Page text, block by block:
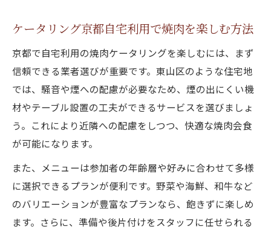
ケータリング京都自宅利用で焼肉を楽しむ方法
京都で自宅利用の焼肉ケータリングを楽しむには、まず
信頼できる業者選びが重要です。東山区のような住宅地
では、騒音や煙への配慮が必要なため、煙の出にくい機
材やテーブル設置の工夫ができるサービスを選びましょ
う。これにより近隣への配慮をしつつ、快適な焼肉会食
が可能になります。
また、メニューは参加者の年齢層や好みに合わせて多様
に選択できるプランが便利です。野菜や海鮮、和牛など
のバリエーションが豊富なプランなら、飽きずに楽しめ
ます。さらに、準備や後片付けをスタッフに任せられる